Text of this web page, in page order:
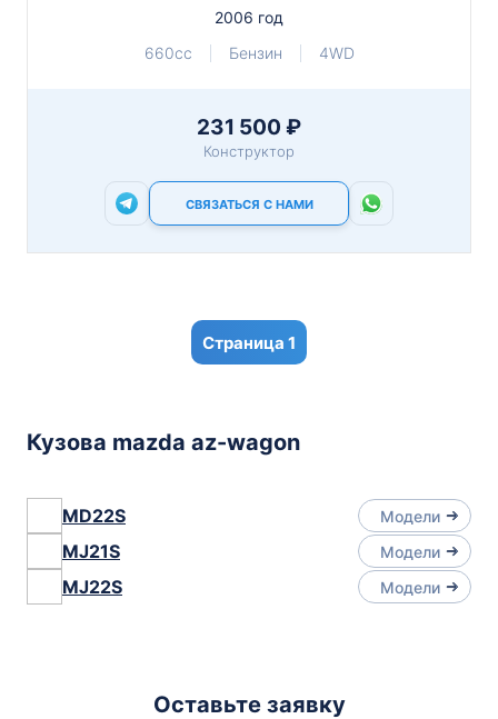
2006 год
660cc
Бензин 4WD
231 500 ₽
Конструктор
СВЯЗАТЬСЯ С НАМИ
1
Кузова mazda az-wagon
MD22S Модели
MJ21S Модели
MJ22S Модели
Оставьте заявку